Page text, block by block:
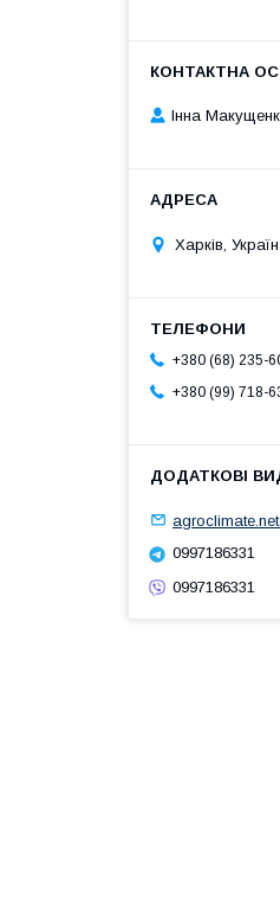
Інна
Харків,
+380 (68) 235-
+380 (99) 718-
0997186331
0997186331